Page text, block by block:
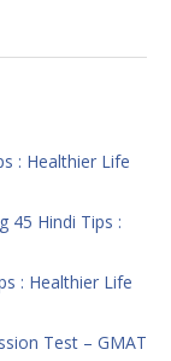
: Healthier Life
45 Hindi Tips :
: Healthier Life
Test – GMAT